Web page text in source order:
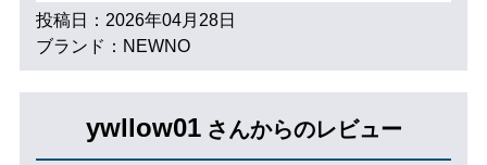
投稿日：2026年04月28日
ブランド：NEWNO
ywllow01 さんからのレビュー